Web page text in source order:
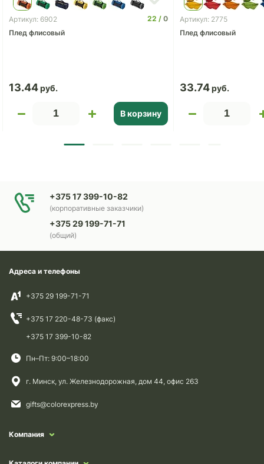
Артикул: 6902 22
0
Плед флисовый
13.44
В корзину
Артикул: 2775
Плед флисовый
33.74
+375 17 399-10-82
(корпоративные заказчики)
+375 29 199-71-71
(общий)
Адреса и телефоны
+375 29 199-71-71
+375 17 220-48-73 (факс)
+375 17 399-10-82
Пн–Пт: 9:00–18:00
г. Минск, ул. Железнодорожная, дом 44, офис 263
gifts@colorexpress.by
Компания